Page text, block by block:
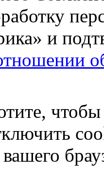
и
вашего